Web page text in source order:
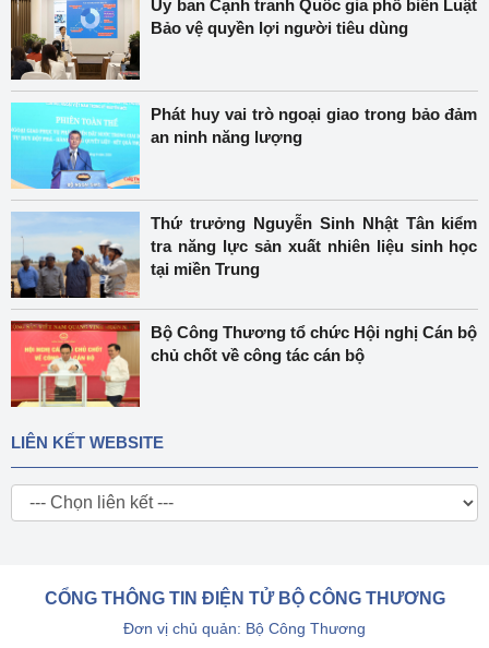
Ủy ban Cạnh tranh Quốc gia phổ biến Luật
Bảo vệ quyền lợi người tiêu dùng
Phát huy vai trò ngoại giao trong bảo đảm
an ninh năng lượng
Thứ trưởng Nguyễn Sinh Nhật Tân kiểm
tra năng lực sản xuất nhiên liệu sinh học
tại miền Trung
Bộ Công Thương tổ chức Hội nghị Cán bộ
chủ chốt về công tác cán bộ
LIÊN KẾT WEBSITE
CỔNG THÔNG TIN ĐIỆN TỬ BỘ CÔNG THƯƠNG
Đơn vị chủ quản: Bộ Công Thương